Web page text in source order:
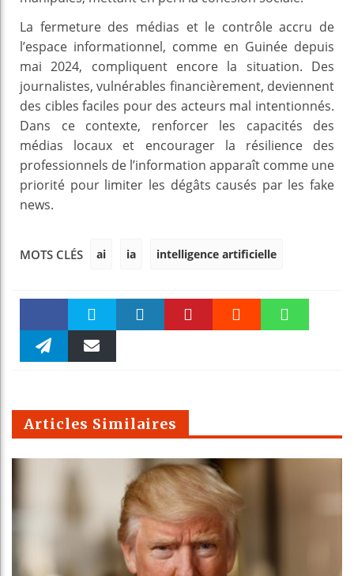
La fermeture des médias et le contrôle accru de
l’espace informationnel, comme en Guinée depuis
mai 2024, compliquent encore la situation. Des
journalistes, vulnérables financièrement, deviennent
des cibles faciles pour des acteurs mal intentionnés.
Dans ce contexte, renforcer les capacités des
médias locaux et encourager la résilience des
professionnels de l’information apparaît comme une
priorité pour limiter les dégâts causés par les fake
news.
MOTS CLÉS ai ia intelligence artificielle
Faceboo Twitter
m
Articles Similaires